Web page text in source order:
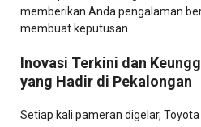
memberikan Anda pengalaman
membuat keputusan.
Inovasi Terkini dan
yang Hadir di Pekalongan
Setiap kali pameran digelar,